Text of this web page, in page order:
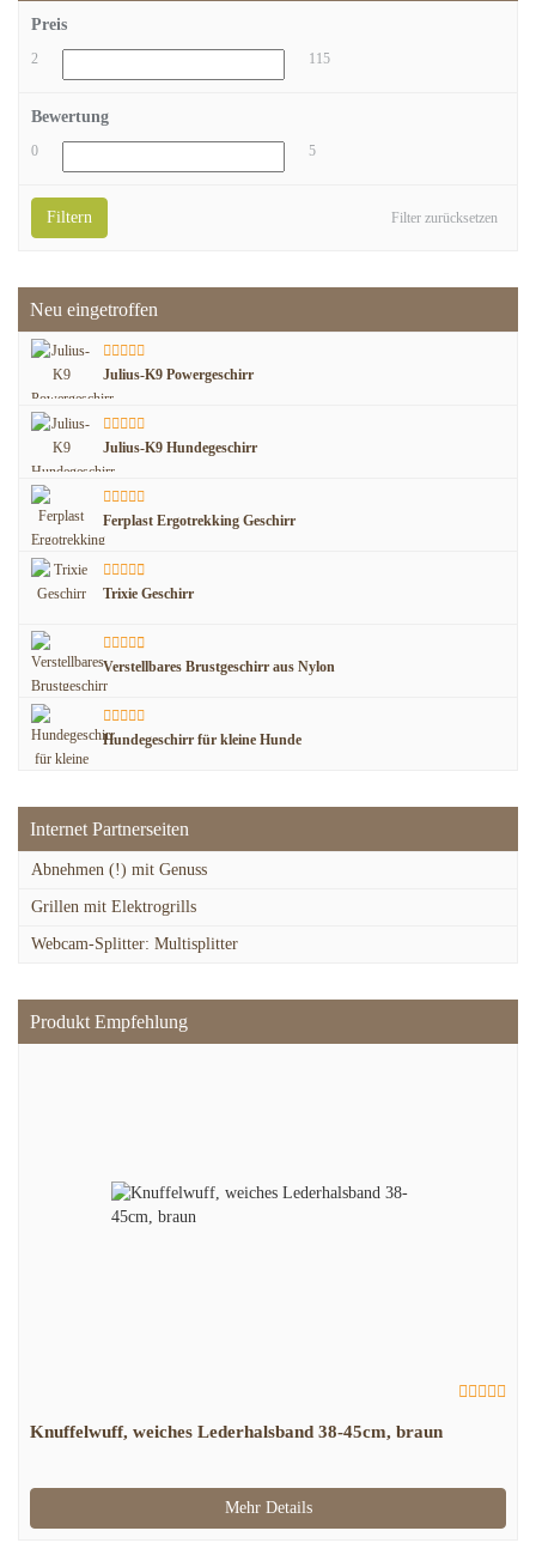
Preis
2 115
Bewertung
0 5
Filter zurücksetzen
Filtern
Neu eingetroffen
Julius-K9 Powergeschirr
Julius-K9 Hundegeschirr
Ferplast Ergotrekking Geschirr
Trixie Geschirr
Verstellbares Brustgeschirr aus Nylon
Hundegeschirr für kleine Hunde
Internet Partnerseiten
Abnehmen (!) mit Genuss
Grillen mit Elektrogrills
Webcam-Splitter: Multisplitter
Produkt Empfehlung
Knuffelwuff, weiches Lederhalsband 38-45cm, braun
Mehr Details